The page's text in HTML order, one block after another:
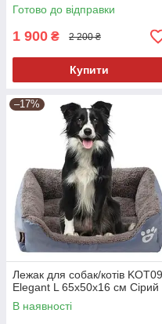
Готово до відправки
1 900 ₴ 2 200 ₴
Купити
–17%
Лежак для собак/котів KOT09
Elegant L 65x50x16 см Сірий
В наявності